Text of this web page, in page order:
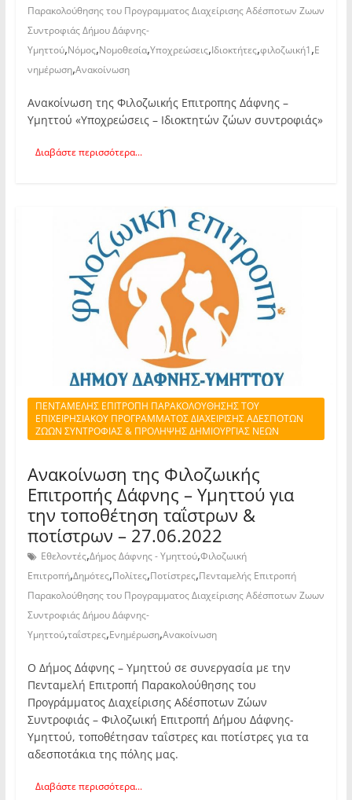
Παρακολούθησης του Προγραμματος Διαχείρισης Αδέσποτων Ζωων
Συντροφιάς Δήμου Δάφνης-
Υμηττού,Νόμος,Νομοθεσία,Υποχρεώσεις,Ιδιοκτήτες,φιλοζωική1,Ε
νημέρωση,Ανακοίνωση
Ανακοίνωση της Φιλοζωικής Επιτροπης Δάφνης –
Υμηττού «Υποχρεώσεις – Ιδιοκτητών ζώων συντροφιάς»
Διαβάστε περισσότερα...
ΠΕΝΤΑΜΕΛΗΣ ΕΠΙΤΡΟΠΗ ΠΑΡΑΚΟΛΟΥΘΗΣΗΣ ΤΟΥ
ΕΠΙΧΕΙΡΗΣΙΑΚΟΥ ΠΡΟΓΡΑΜΜΑΤΟΣ ΔΙΑΧΕΙΡΙΣΗΣ ΑΔΕΣΠΟΤΩΝ
ΖΩΩΝ ΣΥΝΤΡΟΦΙΑΣ & ΠΡΟΛΗΨΗΣ ΔΗΜΙΟΥΡΓΙΑΣ ΝΕΩΝ
Ανακοίνωση της Φιλοζωικής
Επιτροπής Δάφνης – Υμηττού για
την τοποθέτηση ταΐστρων &
ποτίστρων – 27.06.2022
Εθελοντές,Δήμος Δάφνης - Υμηττού,Φιλοζωική
Επιτροπή,Δημότες,Πολίτες,Ποτίστρες,Πενταμελής Επιτροπή
Παρακολούθησης του Προγραμματος Διαχείρισης Αδέσποτων Ζωων
Συντροφιάς Δήμου Δάφνης-
Υμηττού,ταΐστρες,Ενημέρωση,Ανακοίνωση
O Δήμος Δάφνης – Υμηττού σε συνεργασία με την
Πενταμελή Επιτροπή Παρακολούθησης του
Προγράμματος Διαχείρισης Αδέσποτων Ζώων
Συντροφιάς – Φιλοζωική Επιτροπή Δήμου Δάφνης-
Υμηττού, τοποθέτησαν ταΐστρες και ποτίστρες για τα
αδεσποτάκια της πόλης μας.
Διαβάστε περισσότερα...